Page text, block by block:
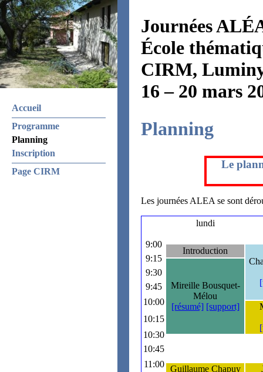
Accueil
Programme
Planning
Inscription
Page CIRM
Journées
École
CIRM,
16 – 20 mars
Planning
Le
Les journées ALEA se sont
lundi
9:00
Introduction
9:15
Mireille Bousquet-
Mélou
[résumé] [support]
9:30
9:45
10:00
10:15
10:30
10:45
11:00
Guillaume Chapuy